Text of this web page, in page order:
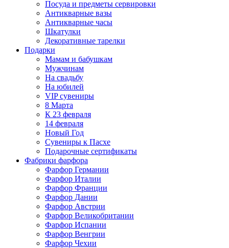
Посуда и предметы сервировки
Антикварные вазы
Антикварные часы
Шкатулки
Декоративные тарелки
Подарки
Мамам и бабушкам
Мужчинам
На свадьбу
На юбилей
VIP сувениры
8 Марта
К 23 февраля
14 февраля
Новый Год
Сувениры к Пасхе
Подарочные сертификаты
Фабрики фарфора
Фарфор Германии
Фарфор Италии
Фарфор Франции
Фарфор Дании
Фарфор Австрии
Фарфор Великобритании
Фарфор Испании
Фарфор Венгрии
Фарфор Чехии